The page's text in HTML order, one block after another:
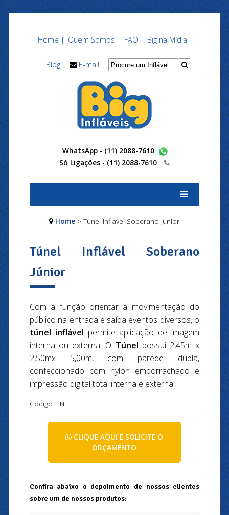
Home | Quem Somos | FAQ | Big na Mídia |
Blog | E-mail
WhatsApp - (11) 2088-7610
Só Ligações - (11) 2088-7610
Home > Túnel Inflável Soberano Júnior
Túnel Inflável Soberano
Júnior
Com a função orientar a movimentação do
público na entrada e saída eventos diversos, o
túnel inflável permite aplicação de imagem
interna ou externa. O Túnel possui 2,45m x
2,50mx 5,00m, com parede dupla,
confeccionado com nylon emborrachado e
impressão digital total interna e externa.
Código: TN _________
CLIQUE AQUI E SOLICITE O
ORÇAMENTO
Confira abaixo o depoimento de nossos clientes
sobre um de nossos produtos: